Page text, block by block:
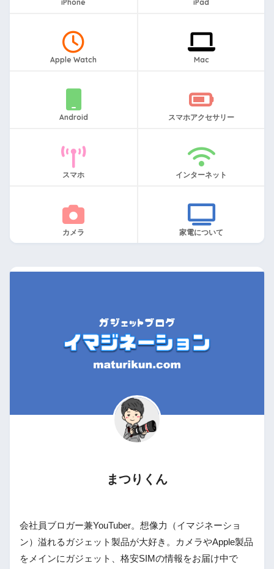
iPhone iPad
Apple Watch Mac
Android スマホアクセサリー
スマホ インターネット
カメラ 家電について
まつりくん
会社員ブロガー兼YouTuber。想像力（イマジネーショ
ン）溢れるガジェット製品が大好き。カメラやApple製品
をメインにガジェット、格安SIMの情報をお届け中で